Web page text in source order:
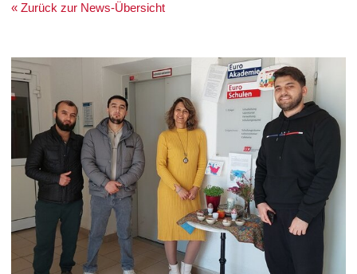
« Zurück zur News-Übersicht